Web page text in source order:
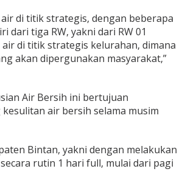
di titik strategis, dengan beberapa
tiga RW, yakni dari RW 01
di titik strategis kelurahan, dimana
akan dipergunakan masyarakat,”
Air Bersih ini bertujuan
air bersih selama musim
Bintan, yakni dengan melakukan
rutin 1 hari full, mulai dari pagi